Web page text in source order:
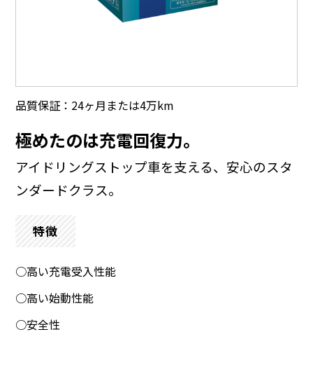
品質保証：24ヶ月または4万km
極めたのは充電回復力。
アイドリングストップ車を支える、安心のスタ
ンダードクラス。
特徴
○高い充電受入性能
○高い始動性能
○安全性